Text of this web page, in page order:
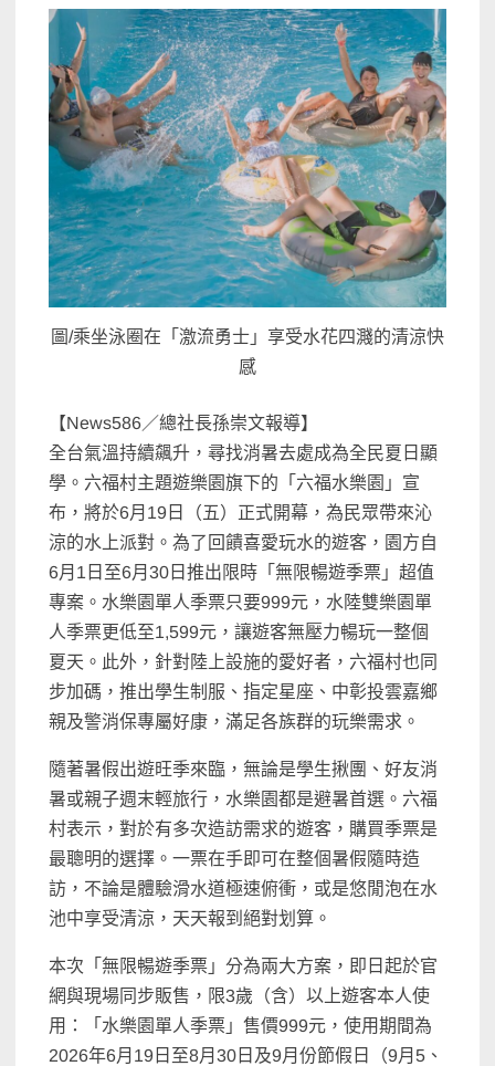
圖/乘坐泳圈在「激流勇士」享受水花四濺的清涼快
感
【News586／總社長孫崇文報導】
全台氣溫持續飆升，尋找消暑去處成為全民夏日顯
學。六福村主題遊樂園旗下的「六福水樂園」宣
布，將於6月19日（五）正式開幕，為民眾帶來沁
涼的水上派對。為了回饋喜愛玩水的遊客，園方自
6月1日至6月30日推出限時「無限暢遊季票」超值
專案。水樂園單人季票只要999元，水陸雙樂園單
人季票更低至1,599元，讓遊客無壓力暢玩一整個
夏天。此外，針對陸上設施的愛好者，六福村也同
步加碼，推出學生制服、指定星座、中彰投雲嘉鄉
親及警消保專屬好康，滿足各族群的玩樂需求。
隨著暑假出遊旺季來臨，無論是學生揪團、好友消
暑或親子週末輕旅行，水樂園都是避暑首選。六福
村表示，對於有多次造訪需求的遊客，購買季票是
最聰明的選擇。一票在手即可在整個暑假隨時造
訪，不論是體驗滑水道極速俯衝，或是悠閒泡在水
池中享受清涼，天天報到絕對划算。
本次「無限暢遊季票」分為兩大方案，即日起於官
網與現場同步販售，限3歲（含）以上遊客本人使
用：「水樂園單人季票」售價999元，使用期間為
2026年6月19日至8月30日及9月份節假日（9月5、